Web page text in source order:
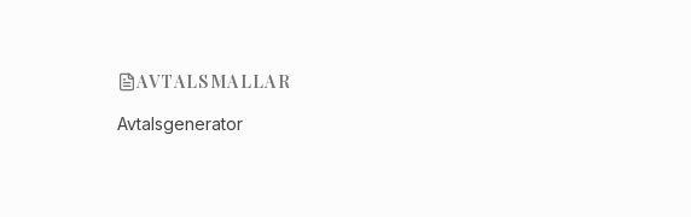
AVTALSMALLAR
Avtalsgenerator